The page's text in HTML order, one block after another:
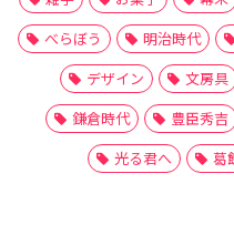
べらぼう
明治時代
デザイン
文房具
鎌倉時代
豊臣秀吉
光る君へ
葛